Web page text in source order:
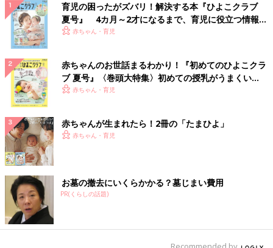
育児の困ったがズバリ！解決する本『ひよこクラブ
夏号』 4カ月～2才になるまで、育児に役立つ情報が
いっぱい！
赤ちゃん・育児
赤ちゃんのお世話まるわかり！『初めてのひよこクラ
ブ 夏号』〈巻頭大特集〉初めての授乳がうまくい
く！ おっぱい・ミルクの基本と夏のトラブル 解決テ
赤ちゃん・育児
赤ちゃんが生まれたら！2冊の「たまひよ」
赤ちゃん・育児
お墓の撤去にいくらかかる？墓じまい費用
PR(くらしの話題)